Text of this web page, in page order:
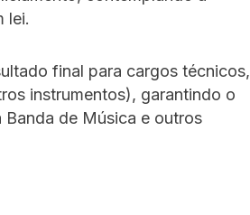
lei.
final para cargos técnicos,
instrumentos), garantindo o
de Música e outros